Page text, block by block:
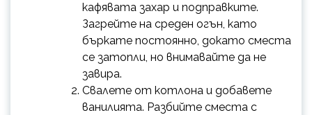
кафявата захар и подправките.
Загрейте на среден огън, като
бъркате постоянно, докато сместа
се затопли, но внимавайте да не
завира.
Свалете от котлона и добавете
ванилията. Разбийте сместа с